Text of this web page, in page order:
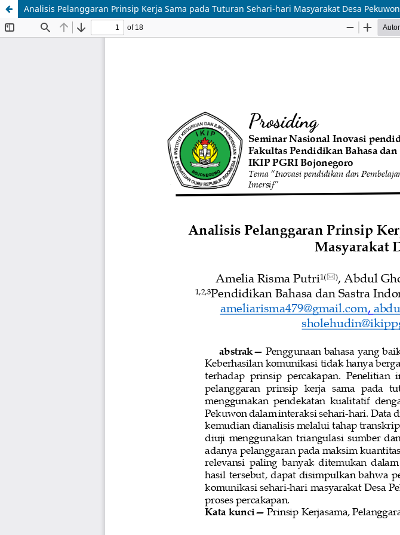
Analisis Pelanggaran Prinsip Kerja Sama pada Tuturan Sehari-hari Masyarakat Desa Pekuwon